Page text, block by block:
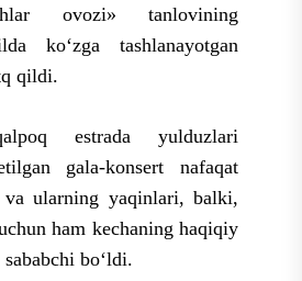
ovozi» tanlovining
koʻzga tashlanayotgan
qildi.
estrada yulduzlari
gala-konsert nafaqat
ularning yaqinlari, balki,
ham kechaning haqiqiy
boʻldi.